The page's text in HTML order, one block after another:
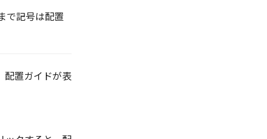
で記号は配置
配置ガイドが表